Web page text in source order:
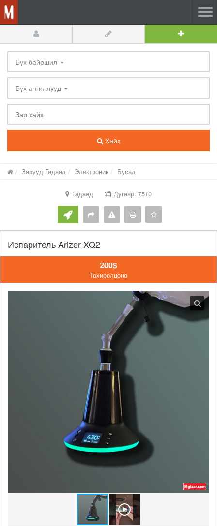
Бүх байршил
Бүх ангиллууд
Хайх
Зарууд Гадаад Электроник Бусад
Гадаад Дугаар: 7510
Испаритель Arizer XQ2
200$
Тохиролцоно